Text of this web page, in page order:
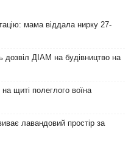
мама віддала нирку 27-
дозвіл ДІАМ на будівництво на
щиті полеглого воїна
лавандовий простір за